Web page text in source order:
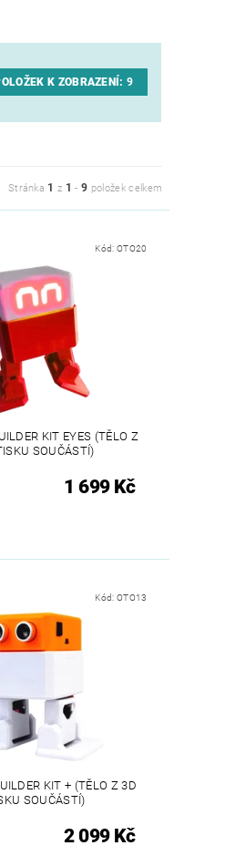
K ZOBRAZENÍ:9
Stránka 1 z 1 -9 položek celkem
Kód:OTO20
KIT EYES (TĚLO Z
SOUČÁSTÍ)
1 699 Kč
Kód:OTO13
KIT + (TĚLO Z 3D
SOUČÁSTÍ)
2 099 Kč